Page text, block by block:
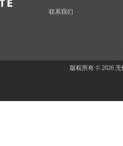
联系我们
版权所有 © 2026